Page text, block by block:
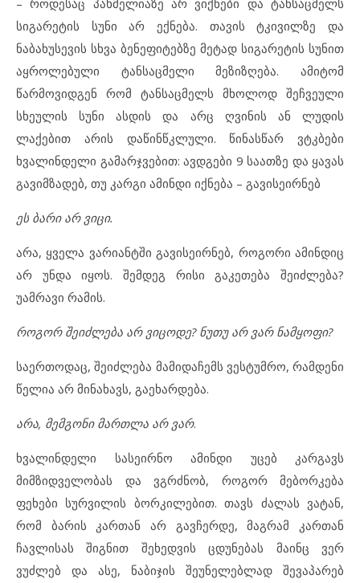
სიგარეტის სუნი არ ექნება. თავის ტკივილზე და
ნაბახუსევის სხვა ბენეფიტებზე მეტად სიგარეტის სუნით
აყროლებული ტანსაცმელი მეზიზღება. ამიტომ
წარმოვიდგენ რომ ტანსაცმელს მხოლოდ შეჩვეული
სხეულის სუნი ასდის და არც ღვინის ან ლუდის
ლაქებით არის დაწინწკლული. წინასწარ ვტკბები
ხვალინდელი გამარჯვებით: ავდგები 9 საათზე და ყავას
გავიმზადებ, თუ კარგი ამინდი იქნება – გავისეირნებ
ეს ბარი არ ვიცი.
არა, ყველა ვარიანტში გავისეირნებ, როგორი ამინდიც
არ უნდა იყოს. შემდეგ რისი გაკეთება შეიძლება?
უამრავი რამის.
როგორ შეიძლება არ ვიცოდე? ნუთუ არ ვარ ნამყოფი?
საერთოდაც, შეიძლება მამიდაჩემს ვესტუმრო, რამდენი
წელია არ მინახავს, გაეხარდება.
არა, მემგონი მართლა არ ვარ.
ხვალინდელი სასეირნო ამინდი უცებ კარგავს
მიმზიდველობას და ვგრძნობ, როგორ მებორკება
ფეხები სურვილის ბორკილებით. თავს ძალას ვატან,
რომ ბარის კართან არ გავჩერდე, მაგრამ კართან
ჩავლისას შიგნით შეხედვის ცდუნებას მაინც ვერ
ვუძლებ და ასე, ნაბიჯის შეუნელებლად შევაპარებ